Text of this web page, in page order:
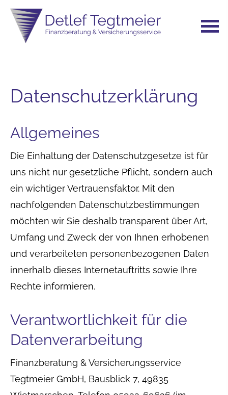
Datenschutzerklärung
Allgemeines
Die Einhaltung der Datenschutzgesetze ist für
uns nicht nur gesetzliche Pflicht, sondern auch
ein wichtiger Vertrauensfaktor. Mit den
nachfolgenden Datenschutzbestimmungen
möchten wir Sie deshalb transparent über Art,
Umfang und Zweck der von Ihnen erhobenen
und verarbeiteten personenbezogenen Daten
innerhalb dieses Internetauftritts sowie Ihre
Rechte informieren.
Verantwortlichkeit für die
Datenverarbeitung
Finanzberatung & Versicherungsservice
Tegtmeier GmbH, Bausblick 7, 49835